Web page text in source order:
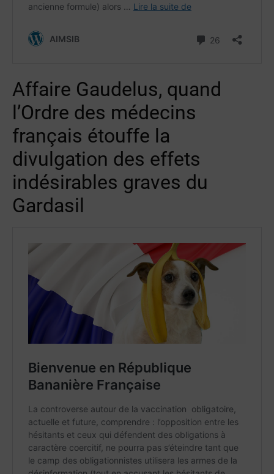
Affaire Gaudelus, quand
l’Ordre des médecins
français étouffe la
divulgation des effets
indésirables graves du
Gardasil